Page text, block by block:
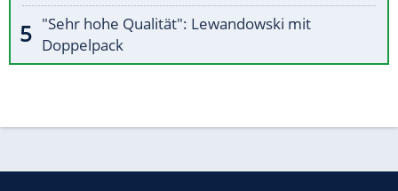
"Sehr hohe Qualität": Lewandowski mit
Doppelpack